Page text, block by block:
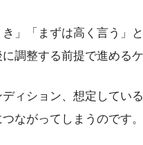
」「まずは高く言う」
調整する前提で進める
ィション、想定してい
ながってしまうのです。